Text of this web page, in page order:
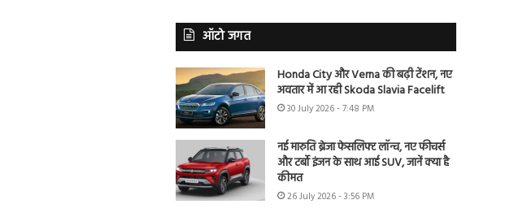
ऑटो जगत
Honda City और Verna की बढ़ी टेंशन, नए
अवतार में आ रही Skoda Slavia Facelift
30 July 2026 - 7:48 PM
नई मारुति ब्रेजा फेसलिफ्ट लॉन्च, नए फीचर्स
और टर्बो इंजन के साथ आई SUV, जानें क्या है
कीमत
26 July 2026 - 3:56 PM